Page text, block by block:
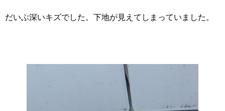
だいぶ深いキズでした。下地が見えてしまっていました。